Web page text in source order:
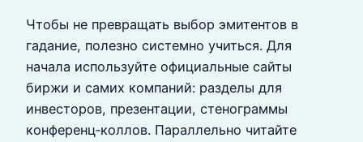
Чтобы не превращать выбор эмитентов в
гадание, полезно системно учиться. Для
начала используйте официальные сайты
биржи и самих компаний: разделы для
инвесторов, презентации, стенограммы
конференц‑коллов. Параллельно читайте